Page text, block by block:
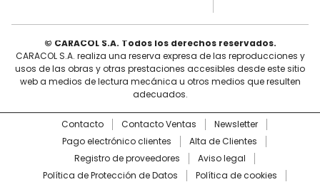
© CARACOL S.A. Todos los derechos reservados.
CARACOL S.A. realiza una reserva expresa de las reproducciones y
usos de las obras y otras prestaciones accesibles desde este sitio
web a medios de lectura mecánica u otros medios que resulten
adecuados.
Contacto Contacto Ventas
Newsletter
Pago electrónico clientes
Alta de Clientes
Registro de proveedores
Aviso legal
Política de Protección de Datos
Política de cookies